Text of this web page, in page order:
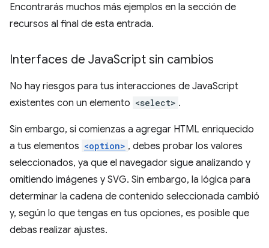
Encontrarás muchos más ejemplos en la sección de
recursos al final de esta entrada.
Interfaces de JavaScript sin cambios
No hay riesgos para tus interacciones de JavaScript
existentes con un elemento <select> .
Sin embargo, si comienzas a agregar HTML enriquecido
a tus elementos <option> , debes probar los valores
seleccionados, ya que el navegador sigue analizando y
omitiendo imágenes y SVG. Sin embargo, la lógica para
determinar la cadena de contenido seleccionada cambió
y, según lo que tengas en tus opciones, es posible que
debas realizar ajustes.